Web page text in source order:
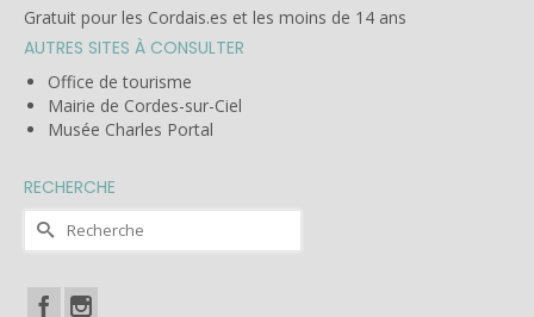
Gratuit pour les Cordais.es et les moins de 14 ans
AUTRES SITES À CONSULTER
Office de tourisme
Mairie de Cordes-sur-Ciel
Musée Charles Portal
RECHERCHE
Rechercher :